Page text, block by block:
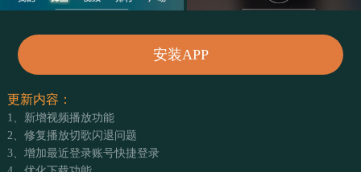
安装APP
更新内容：
1、新增视频播放功能
2、修复播放切歌闪退问题
3、增加最近登录账号快捷登录